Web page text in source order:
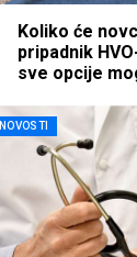
Koliko će
pripadnik
sve opcije
NOVOSTI